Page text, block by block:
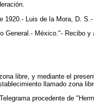
Luis de la Mora, D.
General.- México."- Recibo y
libre, y mediante el
llamado zona
procedente de